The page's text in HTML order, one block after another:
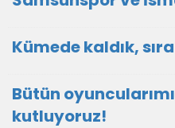
Kümede kaldık,
Bütün
kutluyoruz!